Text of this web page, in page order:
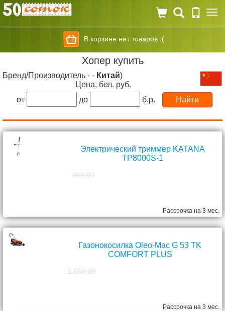
В корзине нет товаров :(
Хопер купить
Бренд/Производитель - - Китай)
Цена, бел. руб.
от
до б.р.
Электрический триммер KATANA
TP8000S-1
368,00
Рассрочка на 3 мес.
Газонокосилка Oleo-Mac G 53 TK
COMFORT PLUS
1 550,00
Рассрочка на 3 мес.